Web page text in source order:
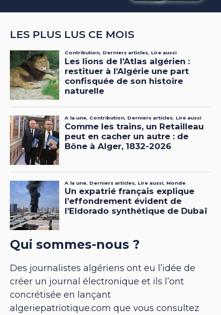
LES PLUS LUS CE MOIS
Qui sommes-nous ?
Des journalistes algériens ont eu l’idée de
créer un journal électronique et ils l’ont
concrétisée en lançant
algeriepatriotique.com que vous consultez